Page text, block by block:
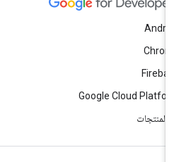
Google Cloud
المنتجات